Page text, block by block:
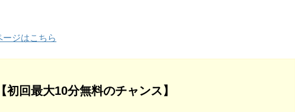
ージはこちら
初回最大10分無料のチャンス】